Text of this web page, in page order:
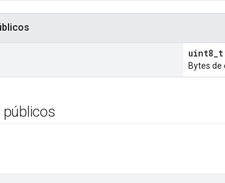
uint8_t
Bytes de